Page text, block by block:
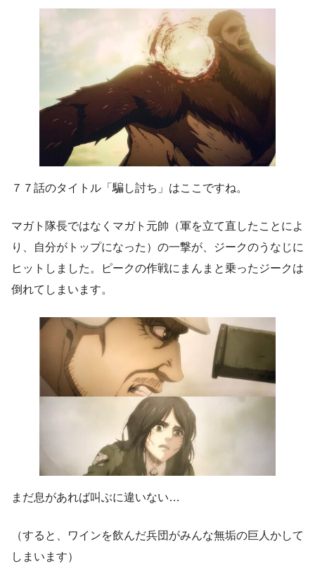
７７話のタイトル「騙し討ち」はここですね。
マガト隊長ではなくマガト元帥（軍を立て直したことによ
り、自分がトップになった）の一撃が、ジークのうなじに
ヒットしました。ピークの作戦にまんまと乗ったジークは
倒れてしまいます。
まだ息があれば叫ぶに違いない…
（すると、ワインを飲んだ兵団がみんな無垢の巨人かして
しまいます）